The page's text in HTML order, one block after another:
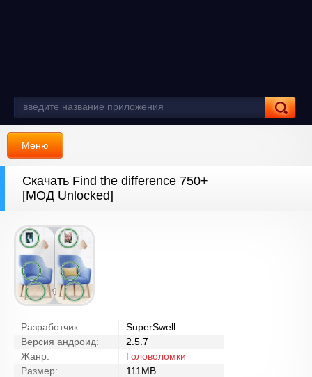
Меню
Скачать Find the difference 750+
[МОД Unlocked]
Разработчик:
SuperSwell
Версия андроид:
2.5.7
Жанр:
Головоломки
Размер:
111MB